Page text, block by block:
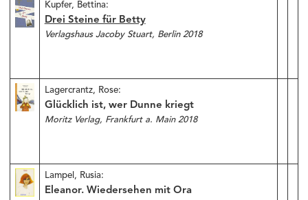
Kupfer, Bettina:
Drei Steine für Betty
Verlagshaus Jacoby Stuart, Berlin 2018
Lagercrantz, Rose:
Glücklich ist, wer Dunne kriegt
Moritz Verlag, Frankfurt a. Main 2018
Lampel, Rusia:
Eleanor. Wiedersehen mit Ora